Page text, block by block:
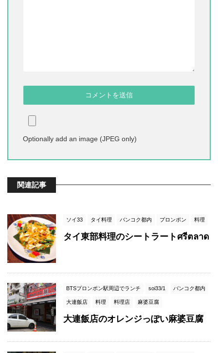
Optionally add an image (JPEG only)
関連記事
ソイ33 タイ料理 バンコク都内 プロンポン 料理
タイ東部料理のシートラートศรีตลาด
BTSプロンポン駅周辺でランチ soi33/1 バンコク都内
大連飯店 料理 料理店 麻婆豆腐
大連飯店のオレンジっぽい麻婆豆腐